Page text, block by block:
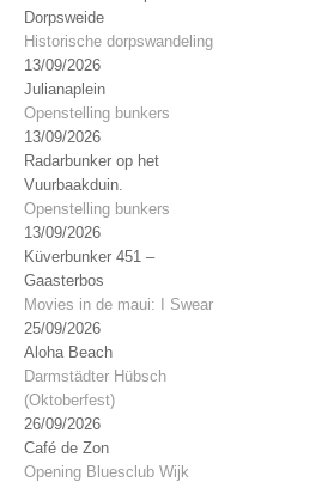
Dorpsweide
Historische dorpswandeling
13/09/2026
Julianaplein
Openstelling bunkers
13/09/2026
Radarbunker op het
Vuurbaakduin.
Openstelling bunkers
13/09/2026
Küverbunker 451 –
Gaasterbos
Movies in de maui: I Swear
25/09/2026
Aloha Beach
Darmstädter Hübsch
(Oktoberfest)
26/09/2026
Café de Zon
Opening Bluesclub Wijk